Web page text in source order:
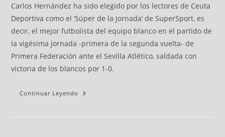
Carlos Hernández ha sido elegido por los lectores de Ceuta
Deportiva como el ‘Súper de la Jornada’ de SuperSport, es
decir, el mejor futbolista del equipo blanco en el partido de
la vigésima jornada -primera de la segunda vuelta- de
Primera Federación ante el Sevilla Atlético, saldada con
victoria de los blancos por 1-0.
Continuar Leyendo